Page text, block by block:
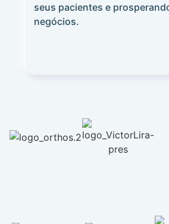
seus pacientes e
negócios.